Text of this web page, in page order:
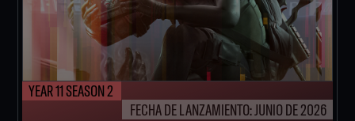
YEAR 11 SEASON 2
FECHA DE LANZAMIENTO: JUNIO DE 2026